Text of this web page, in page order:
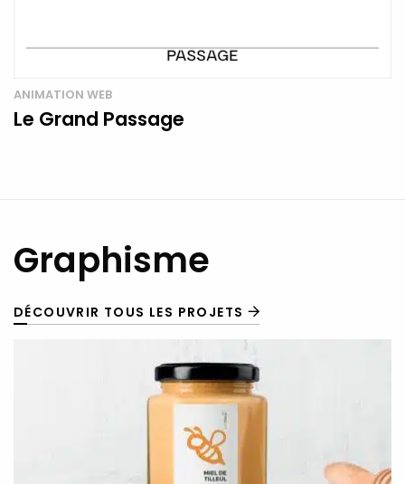
ANIMATION WEB
Le Grand Passage
Graphisme
DÉCOUVRIR TOUS LES PROJETS